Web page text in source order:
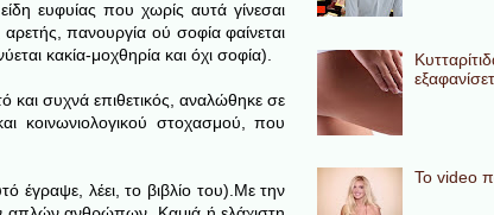
ευφυίας που χωρίς αυτά γίνεσαι
πανουργία ού σοφία φαίνεται
κακία-μοχθηρία και όχι σοφία).
συχνά επιθετικός, αναλώθηκε σε
κοινωνιολογικού στοχασμού, που
έγραψε, λέει, το βιβλίο του).Με την
To video